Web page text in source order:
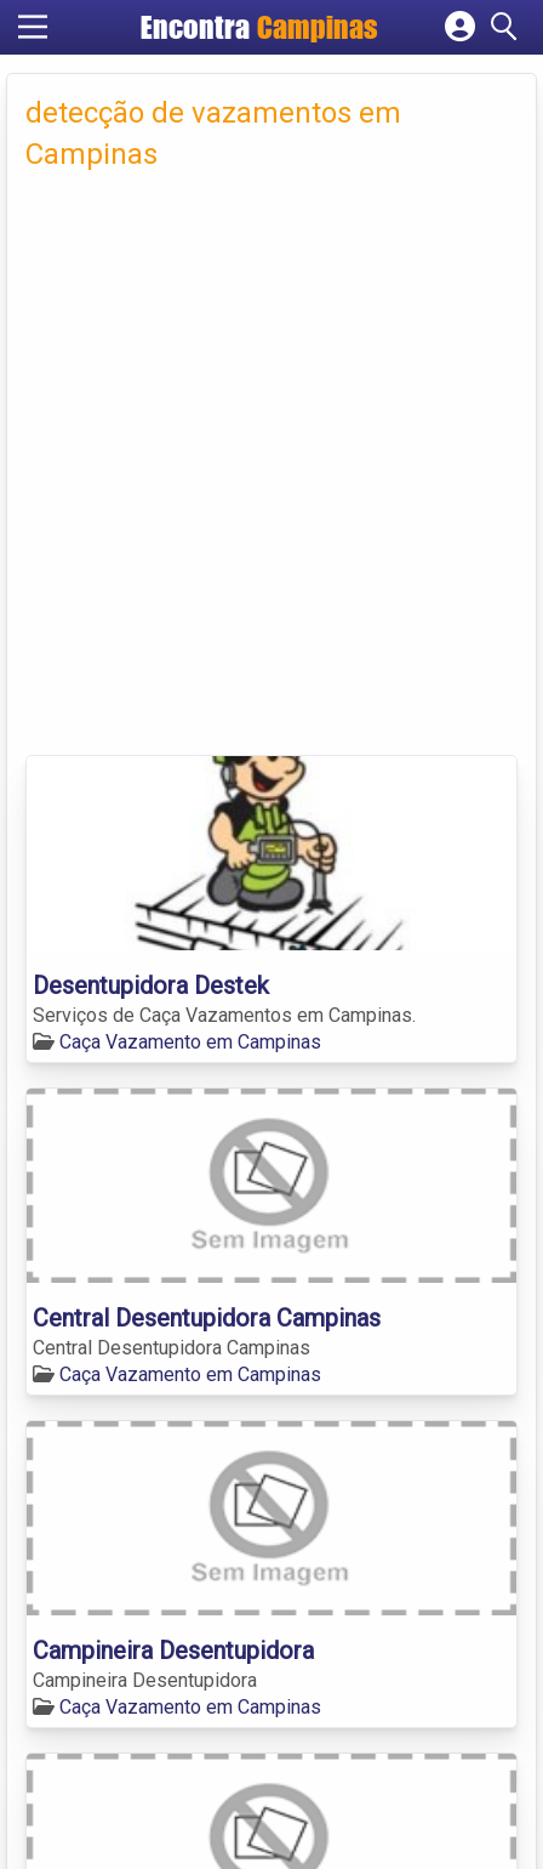
Encontra Campinas
Cadastrar empresa
Criar conta
detecção de vazamentos em
Campinas
Desentupidora Destek
Serviços de Caça Vazamentos em Campinas.
Caça Vazamento em Campinas
Central Desentupidora Campinas
Central Desentupidora Campinas
Caça Vazamento em Campinas
Campineira Desentupidora
Campineira Desentupidora
Caça Vazamento em Campinas